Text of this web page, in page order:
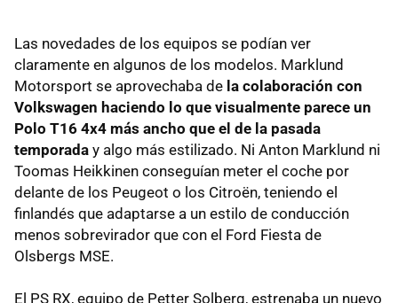
Las novedades de los equipos se podían ver
claramente en algunos de los modelos. Marklund
Motorsport se aprovechaba de la colaboración con
Volkswagen haciendo lo que visualmente parece un
Polo T16 4x4 más ancho que el de la pasada
temporada y algo más estilizado. Ni Anton Marklund ni
Toomas Heikkinen conseguían meter el coche por
delante de los Peugeot o los Citroën, teniendo el
finlandés que adaptarse a un estilo de conducción
menos sobrevirador que con el Ford Fiesta de
Olsbergs MSE.
El PS RX, equipo de Petter Solberg, estrenaba un nuevo